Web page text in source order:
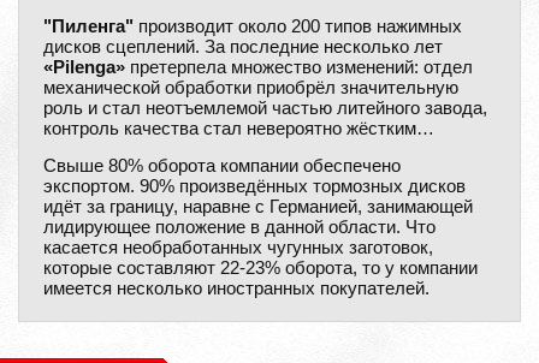
"Пиленга" производит около 200 типов нажимных
дисков сцеплений. За последние несколько лет
«Pilenga» претерпела множество изменений: отдел
механической обработки приобрёл значительную
роль и стал неотъемлемой частью литейного завода,
контроль качества стал невероятно жёстким…
Свыше 80% оборота компании обеспечено
экспортом. 90% произведённых тормозных дисков
идёт за границу, наравне с Германией, занимающей
лидирующее положение в данной области. Что
касается необработанных чугунных заготовок,
которые составляют 22-23% оборота, то у компании
имеется несколько иностранных покупателей.